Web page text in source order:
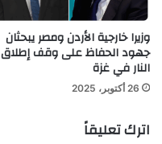
وزيرا خارجية الأردن ومصر يبحثان
جهود الحفاظ على وقف إطلاق
النار في غزة
26 أكتوبر، 2025
اترك تعليقاً